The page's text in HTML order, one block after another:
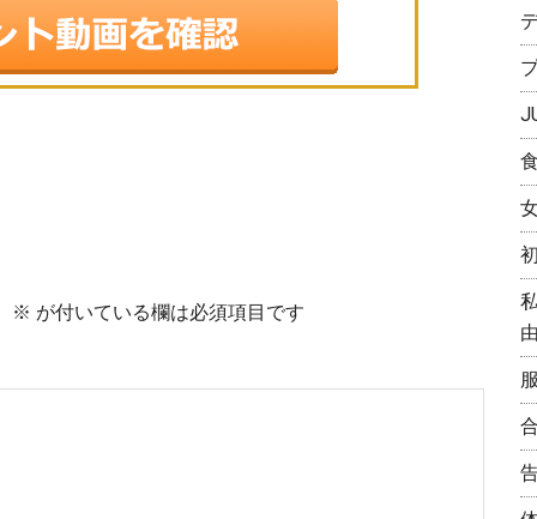
※ が付いている欄は必須項目です